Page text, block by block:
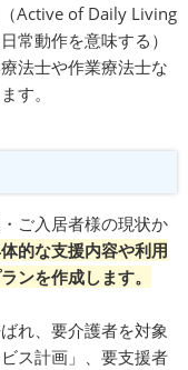
Active of Daily Living
常動作を意味する）
法士や作業療法士な
す。
ご入居者様の現状か
的な支援内容や利用
ンを作成します。
れ、要介護者を対象
ス計画」、要支援者